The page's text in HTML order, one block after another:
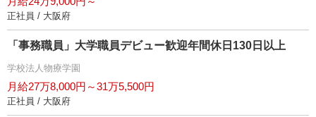
正社員 / 大阪府
「事務職員」大学職員デビュー歓迎年間休日130日以上
学校法人物療学園
月給27万8,000円～31万5,500円
正社員 / 大阪府